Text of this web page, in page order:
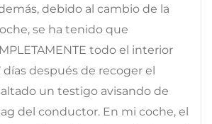
debido al cambio de la
se ha tenido que
todo el interior
días después de recoger el
un testigo avisando de
del conductor. En mi coche, el